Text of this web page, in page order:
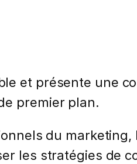
et présente une
premier plan.
du
les stratégies de